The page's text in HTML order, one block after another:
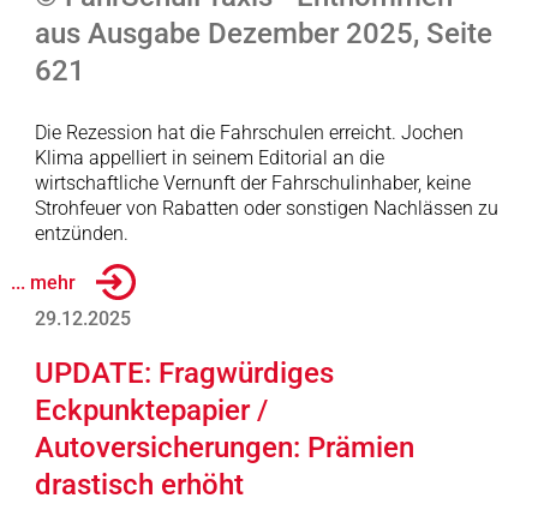
aus Ausgabe Dezember 2025, Seite
621
Die Rezession hat die Fahrschulen erreicht. Jochen
Klima appelliert in seinem Editorial an die
wirtschaftliche Vernunft der Fahrschulinhaber, keine
Strohfeuer von Rabatten oder sonstigen Nachlässen zu
entzünden.
... mehr
29.12.2025
UPDATE: Fragwürdiges
Eckpunktepapier /
Autoversicherungen: Prämien
drastisch erhöht